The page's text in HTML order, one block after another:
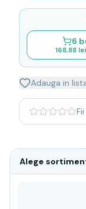
Japanese
Blanded Japanese
Canadian
Coniac & Brandy
Vodka
Tequila
Vermut & bitter
Traditionale
6
168,88 lei
Adauga in
Alege